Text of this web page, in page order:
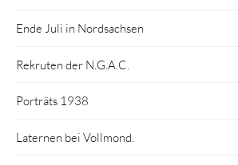
Ende Juli in Nordsachsen
Rekruten der N.G.A.C.
Porträts 1938
Laternen bei Vollmond.